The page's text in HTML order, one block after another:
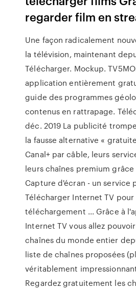
regarder film en
Une façon radicalement
la télévision, maintenant
Télécharger. Mockup.
application entièrement
guide des programmes
contenus en rattrapage.
déc. 2019 La publicité
la fausse alternative «
Canal+ par câble, leurs
leurs chaînes premium grâce
Capture d'écran - un service
Télécharger Internet TV pour
téléchargement ... Grâce à
Internet TV vous allez
chaînes du monde entier
liste de chaînes proposées
véritablement
Regardez gratuitement les